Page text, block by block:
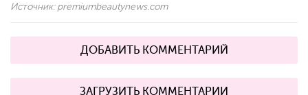
Источник: premiumbeautynews.com
ДОБАВИТЬ КОММЕНТАРИЙ
ЗАГРУЗИТЬ КОММЕНТАРИИ